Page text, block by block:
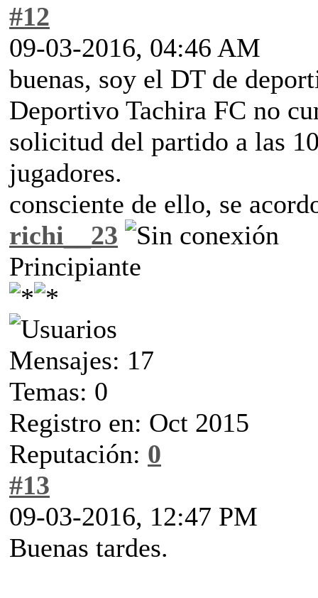
#12
09-03-2016, 04:46 AM
buenas, soy el DT de
Deportivo Tachira FC no
solicitud del partido a las
jugadores.
consciente de ello, se
richi__23
Principiante
Mensajes: 17
Temas: 0
Registro en: Oct 2015
Reputación: 0
#13
09-03-2016, 12:47 PM
Buenas tardes.